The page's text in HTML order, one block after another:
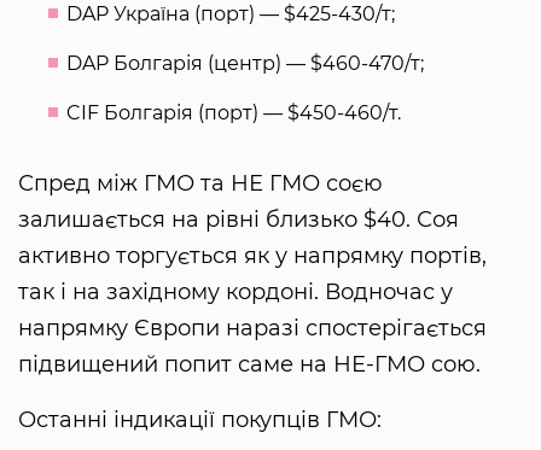
DAP Україна (порт) — $425-430/т;
DAP Болгарія (центр) — $460-470/т;
CIF Болгарія (порт) — $450-460/т.
Спред між ГМО та НЕ ГМО соєю
залишається на рівні близько $40. Соя
активно торгується як у напрямку портів,
так і на західному кордоні. Водночас у
напрямку Європи наразі спостерігається
підвищений попит саме на НЕ-ГМО сою.
Останні індикації покупців ГМО: